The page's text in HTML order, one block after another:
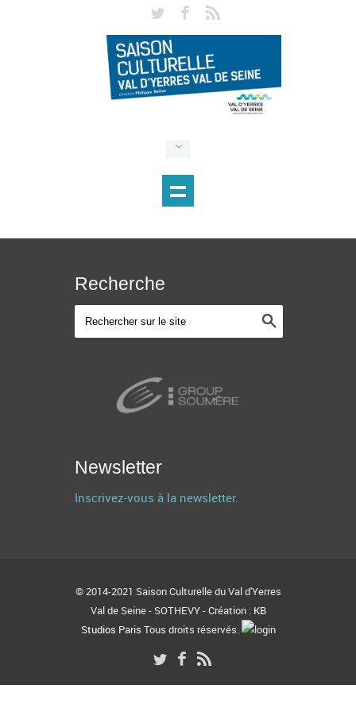
Recherche
Newsletter
Inscrivez-vous à la newsletter.
© 2014-2021 Saison Culturelle du Val d'Yerres
Val de Seine - SOTHEVY - Création : KB
Studios Paris Tous droits réservés.